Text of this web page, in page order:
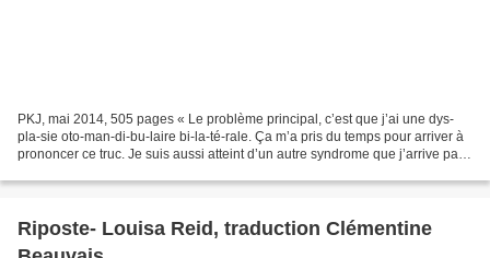
PKJ, mai 2014, 505 pages « Le problème principal, c’est que j’ai une dys-
pla-sie oto-man-di-bu-laire bi-la-té-rale. Ça m’a pris du temps pour arriver à
prononcer ce truc. Je suis aussi atteint d’un autre syndrome que j’arrive pas
Riposte- Louisa Reid, traduction Clémentine